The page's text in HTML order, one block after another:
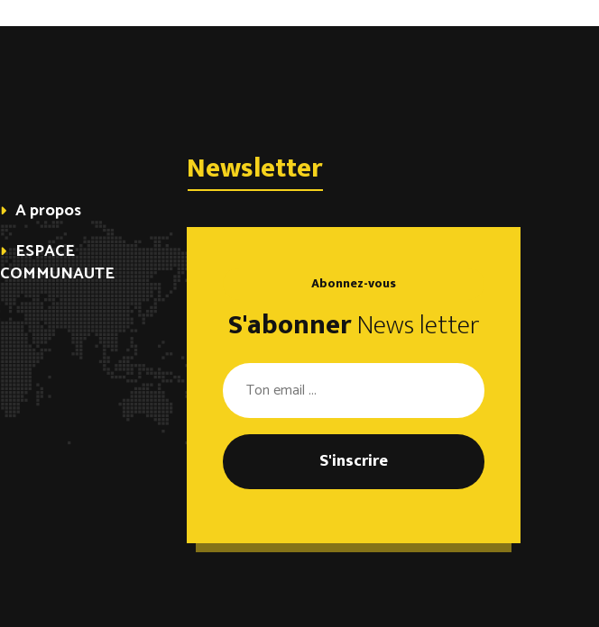
A propos
ESPACE
COMMUNAUTE
Newsletter
S'abonnerNews letter
S'inscrire